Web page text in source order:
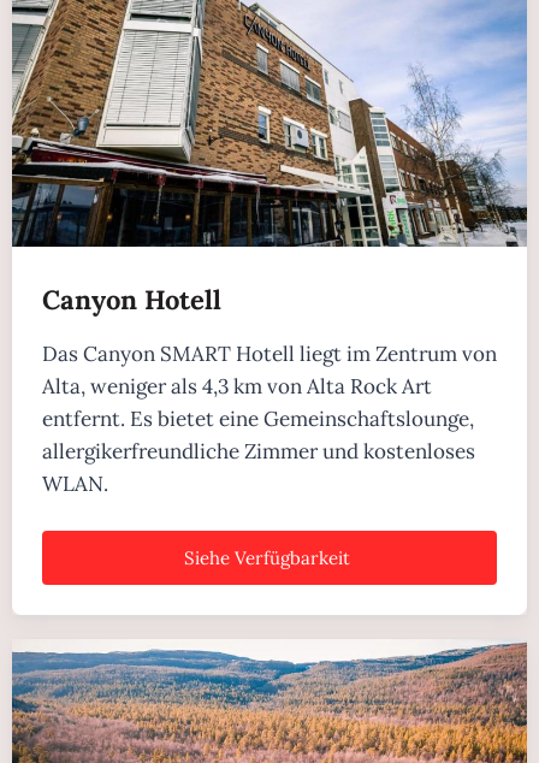
Canyon Hotell
Das Canyon SMART Hotell liegt im Zentrum von
Alta, weniger als 4,3 km von Alta Rock Art
entfernt. Es bietet eine Gemeinschaftslounge,
allergikerfreundliche Zimmer und kostenloses
WLAN.
Siehe Verfügbarkeit